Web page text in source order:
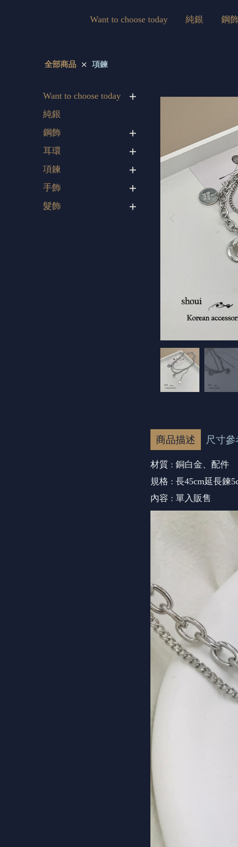
Want to choose today 純銀 鋼飾
全部商品 項鍊
Want to choose today
純銀
鋼飾
耳環
項鍊
手飾
髮飾
商品描述 尺寸參
材質 : 銅白金、配件
規格 : 長45cm延長鍊
內容 : 單入販售